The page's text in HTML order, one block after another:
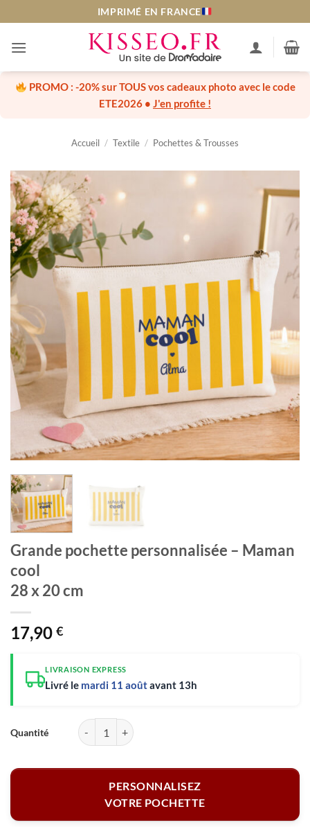
au
contenu
IMPRIMÉ EN FRANCE
PROMO : -20% sur TOUS vos cadeaux photo avec le code
ETE2026 • J'en profite !
Accueil / Textile / Pochettes & Trousses
Grande pochette personnalisée – Maman
cool
28 x 20 cm
17,90 €
LIVRAISON EXPRESS
Livré le mardi 11 aoûtavant 13h
quantité de Grande pochette personnalisée - Maman cool 28 x 20 cm
PERSONNALISEZ
VOTRE POCHETTE